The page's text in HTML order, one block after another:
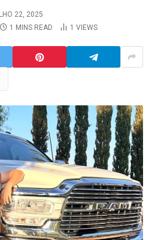
22, 2025
1 MINS READ 1 VIEWS